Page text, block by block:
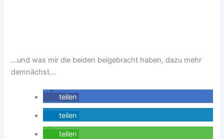
…und was mir die beiden beigebracht haben, dazu mehr
demnächst…
teilen
teilen
teilen